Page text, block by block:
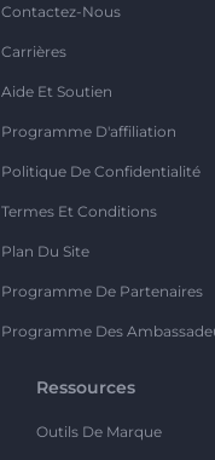
Contactez-Nous
Carrières
Aide Et Soutien
Programme D'affiliation
Politique De Confidentialité
Termes Et Conditions
Plan Du Site
Programme De Partenaires
Programme Des
Ressources
Outils De Marque